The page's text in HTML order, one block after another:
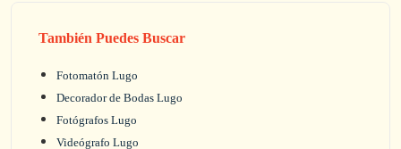
También Puedes Buscar
Fotomatón Lugo
Decorador de Bodas Lugo
Fotógrafos Lugo
Videógrafo Lugo